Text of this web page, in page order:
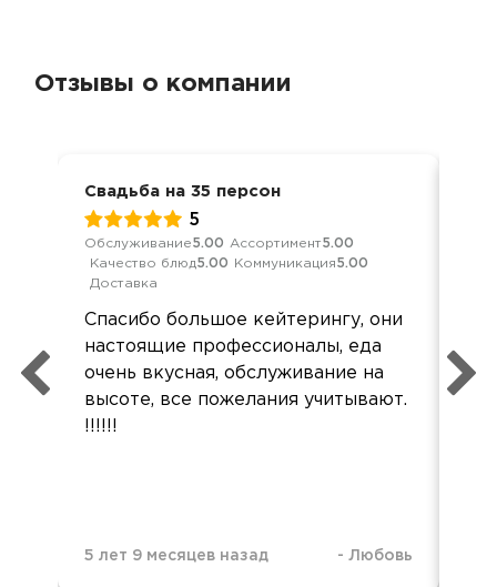
Отзывы о компании
Свадьба на 35 персон
5
Обслуживание5.00 Ассортимент5.00
Качество блюд5.00 Коммуникация5.00
Доставка
Спасибо большое кейтерингу, они
настоящие профессионалы, еда
очень вкусная, обслуживание на
высоте, все пожелания учитывают.
!!!!!!
5 лет 9 месяцев назад - Любовь
и